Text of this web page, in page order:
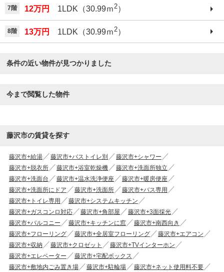
7階 12万円 1LDK（30.99ｍ2）
8階 13万円 1LDK（30.99ｍ 2）
条件の近い物件が見つかりました
今まで閲覧した物件
藤沢市の賃貸を探す
藤沢市+給湯 藤沢市+バストイレ別
藤沢市+シャワー
藤沢市+脱衣所
藤沢市+浴室乾燥機
藤沢市+洗面所独立
藤沢市+洗面台
藤沢市+温水洗浄便座
藤沢市+暖房便座
藤沢市+洗面所にドア
藤沢市+洗面所
藤沢市+バス専用
藤沢市+トイレ専用
藤沢市+システムキッチン
藤沢市+ガスコンロ対応
藤沢市+角部屋
藤沢市+3面採光
藤沢市+バルコニー
藤沢市+キッチンに窓
藤沢市+南西向き
藤沢市+フローリング
藤沢市+全居室フローリング
藤沢市+エアコン
藤沢市+収納
藤沢市+クロゼット
藤沢市+TVインターホン
藤沢市+エレベーター
藤沢市+宅配ボックス
藤沢市+敷地内ごみ置き場
藤沢市+駐輪場
藤沢市+ネット使用料不要